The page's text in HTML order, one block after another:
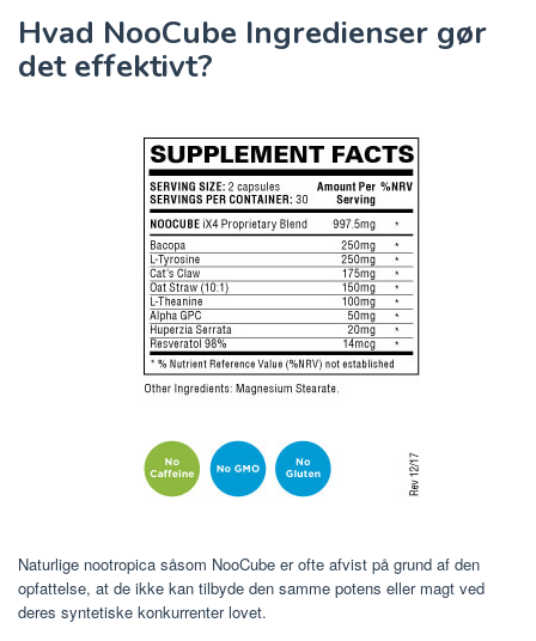
Hvad NooCube Ingredienser gør
det effektivt?
Naturlige nootropica såsom NooCube er ofte afvist på grund af den
opfattelse, at de ikke kan tilbyde den samme potens eller magt ved
deres syntetiske konkurrenter lovet.